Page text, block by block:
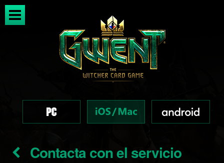
Contacta con el servicio